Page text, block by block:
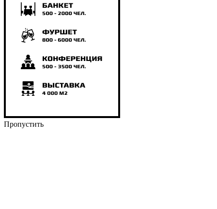
Пропустить